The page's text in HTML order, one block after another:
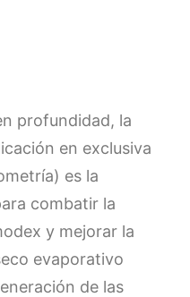
profundidad, la
en exclusiva
es la
combatir la
y mejorar la
evaporativo
de las